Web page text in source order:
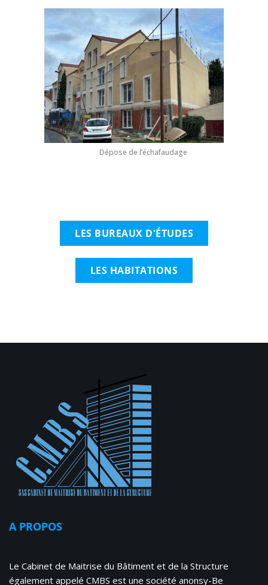
Dépose de l’échafaudage
LES BUREAUX D'ÉTUDES
LES HABITATIONS
A PROPOS
Le Cabinet de Maitrise du Bâtiment et de la Structure
également appelé CMBS est une société anonsy-Be